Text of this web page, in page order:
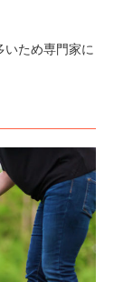
いため専門家に